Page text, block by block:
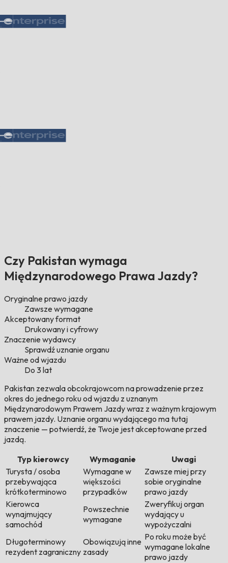
Czy Pakistan wymaga
Międzynarodowego Prawa Jazdy?
Oryginalne prawo jazdy
Zawsze wymagane
Akceptowany format
Drukowany i cyfrowy
Znaczenie wydawcy
Sprawdź uznanie organu
Ważne od wjazdu
Do 3 lat
Pakistan zezwala obcokrajowcom na prowadzenie przez
okres do jednego roku od wjazdu z uznanym
Międzynarodowym Prawem Jazdy wraz z ważnym krajowym
prawem jazdy. Uznanie organu wydającego ma tutaj
znaczenie — potwierdź, że Twoje jest akceptowane przed
jazdą.
Typ kierowcy
Wymaganie
Uwagi
Turysta / osoba
przebywająca
krótkoterminowo
Wymagane w
większości
przypadków
Zawsze miej przy
sobie oryginalne
prawo jazdy
Kierowca
wynajmujący
samochód
Powszechnie
wymagane
Zweryfikuj organ
wydający u
wypożyczalni
Długoterminowy
rezydent zagraniczny
Obowiązują inne
zasady
Po roku może być
wymagane lokalne
prawo jazdy